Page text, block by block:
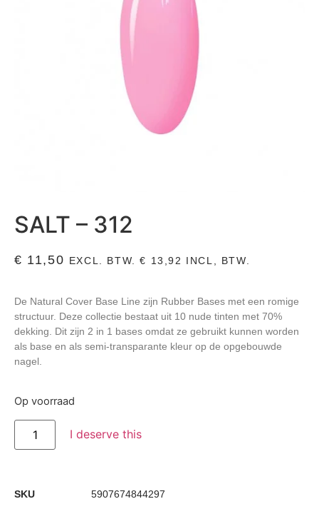
SALT – 312
€ 11,50 EXCL. BTW.€ 13,92 INCL, BTW.
De Natural Cover Base Line zijn Rubber Bases met een romige
structuur. Deze collectie bestaat uit 10 nude tinten met 70%
dekking. Dit zijn 2 in 1 bases omdat ze gebruikt kunnen worden
als base en als semi-transparante kleur op de opgebouwde
nagel.
Op voorraad
I deserve this
SKU
5907674844297